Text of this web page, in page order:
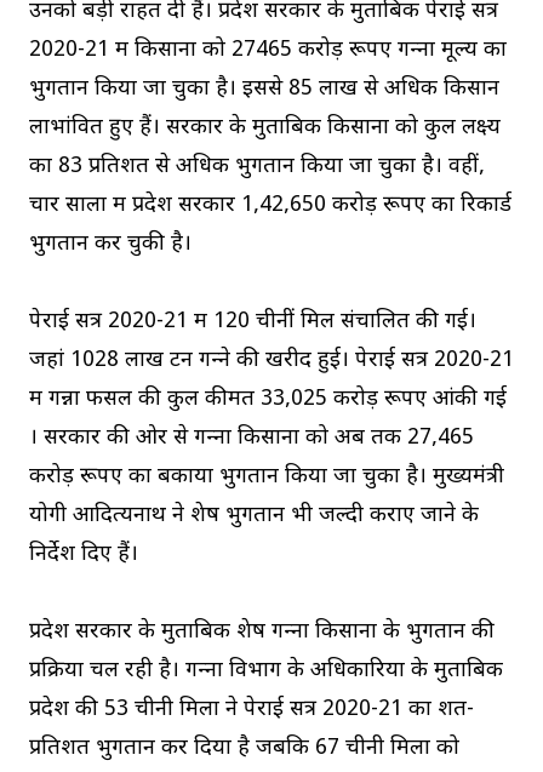
उनको बड़ी राहत दी हैं। प्रदेश सरकार के मुताबिक पेराई सत्र
2020-21 में किसानों को 27465 करोड़ रूपए गन्‍ना मूल्‍य का
भुगतान किया जा चुका है। इससे 85 लाख से अधिक किसान
लाभांवित हुए हैं। सरकार के मुताबिक किसानों को कुल लक्ष्‍य
का 83 प्रतिशत से अधिक भुगतान किया जा चुका है। वहीं,
चार सालों में प्रदेश सरकार 1,42,650 करोड़ रूपए का रिकार्ड
भुगतान कर चुकी है।
पेराई सत्र 2020-21 में 120 चीनीं मिलें संचालित की गई।
जहां 1028 लाख टन गन्‍ने की खरीद हुई। पेराई सत्र 2020-21
में गन्ना फसल की कुल कीमत 33,025 करोड़ रूपए आंकी गई
। सरकार की ओर से गन्‍ना किसानों को अब तक 27,465
करोड़ रूपए का बकाया भुगतान किया जा चुका है। मुख्‍यमंत्री
योगी आदित्‍यनाथ ने शेष भुगतान भी जल्‍दी कराए जाने के
निर्देश दिए हैं।
प्रदेश सरकार के मुताबिक शेष गन्‍ना किसानों के भुगतान की
प्रक्रिया चल रही है। गन्‍ना विभाग के अधिकारियों के मुताबिक
प्रदेश की 53 चीनी मिलों ने पेराई सत्र 2020-21 का शत-
प्रतिशत भुगतान कर दिया है जबकि 67 चीनी मिलों को